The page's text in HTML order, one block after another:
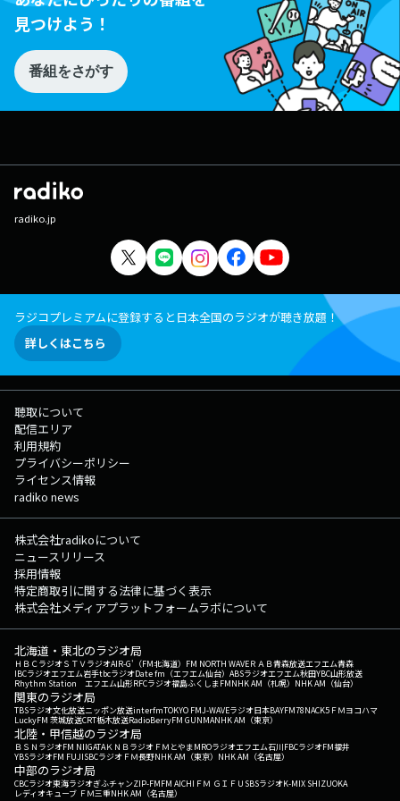
見つけよう！
番組をさがす
radiko.jp
ラジコプレミアムに登録すると日本全国のラジオが聴き放題！
詳しくはこちら
聴取について
配信エリア
利用規約
プライバシーポリシー
ライセンス情報
radiko news
株式会社radikoについて
ニュースリリース
採用情報
特定商取引に関する法律に基づく表示
株式会社メディアプラットフォームラボについて
北海道・東北のラジオ局
ＨＢＣラジオＳＴＶラジオAIR-G'（FM北海道） FM NORTH WAVEＲＡＢ青森放送エフエム青森
IBCラジオエフエム岩手tbcラジオDate fm（エフエム仙台） ABSラジオエフエム秋田YBC山形放送
Rhythm Station エフエム山形RFCラジオ福島ふくしまFMNHK AM（札幌） NHK AM（仙台）
関東のラジオ局
TBSラジオ文化放送ニッポン放送interfmTOKYO FMJ-WAVEラジオ日本BAYFM78NACK5 ＦＭヨコハマ
LuckyFM 茨城放送CRT栃木放送RadioBerryFM GUNMANHK AM（東京）
北陸・甲信越のラジオ局
ＢＳＮラジオFM NIIGATAＫＮＢラジオ ＦＭとやまMROラジオエフエム石川FBCラジオFM福井
YBSラジオFM FUJISBCラジオ ＦＭ長野NHK AM（東京） NHK AM（名古屋）
中部のラジオ局
CBCラジオ東海ラジオぎふチャンZIP-FMFM AICHI ＦＭ ＧＩＦＵ SBSラジオK-MIX SHIZUOKA
レディオキューブ ＦＭ三重NHK AM（名古屋）